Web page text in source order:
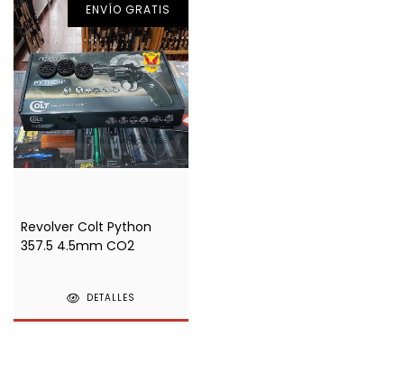
ENVÍO GRATIS
Revolver Colt Python
357.5 4.5mm CO2
DETALLES